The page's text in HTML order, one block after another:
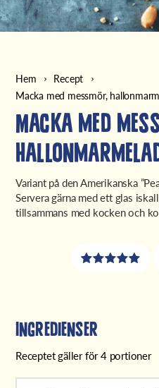
Macka med
Variant på den Amerikanska
Servera gärna med ett glas
tillsammans med kocken och
Hem
Recept
Macka med messmör,
Ingredienser
Receptet gäller för 4 portioner